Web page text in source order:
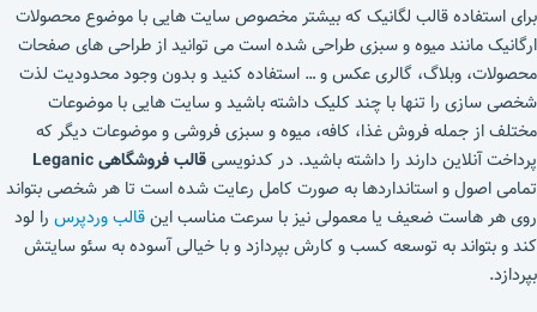
برای استفاده قالب لگانیک که بیشتر مخصوص سایت هایی با موضوع محصولات
ارگانیک مانند میوه و سبزی طراحی شده است می توانید از طراحی های صفحات
محصولات، وبلاگ، گالری عکس و … استفاده کنید و بدون وجود محدودیت لذت
شخصی سازی را تنها با چند کلیک داشته باشید و سایت هایی با موضوعات
مختلف از جمله فروش غذا، کافه، میوه و سبزی فروشی و موضوعات دیگر که
پرداخت آنلاین دارند را داشته باشید. در کدنویسیقالب فروشگاهی Leganic
تمامی اصول و استانداردها به صورت کامل رعایت شده است تا هر شخصی بتواند
روی هر هاست ضعیف یا معمولی نیز با سرعت مناسب اینقالب وردپرس را لود
کند و بتواند به توسعه کسب و کارش بپردازد و با خیالی آسوده به سئو سایتش
بپردازد.